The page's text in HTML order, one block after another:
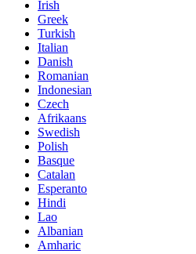
Irish
Greek
Turkish
Italian
Danish
Romanian
Indonesian
Czech
Afrikaans
Swedish
Polish
Basque
Catalan
Esperanto
Hindi
Lao
Albanian
Amharic